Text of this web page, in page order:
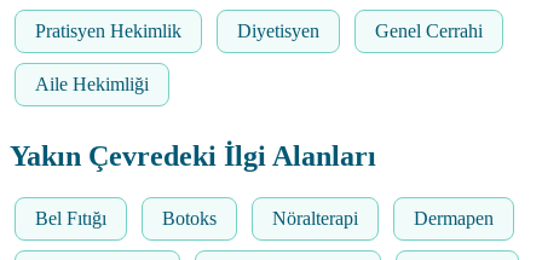
Pratisyen Hekimlik Diyetisyen Genel Cerrahi
Aile Hekimliği
Yakın Çevredeki İlgi Alanları
Bel Fıtığı Botoks Nöralterapi Dermapen